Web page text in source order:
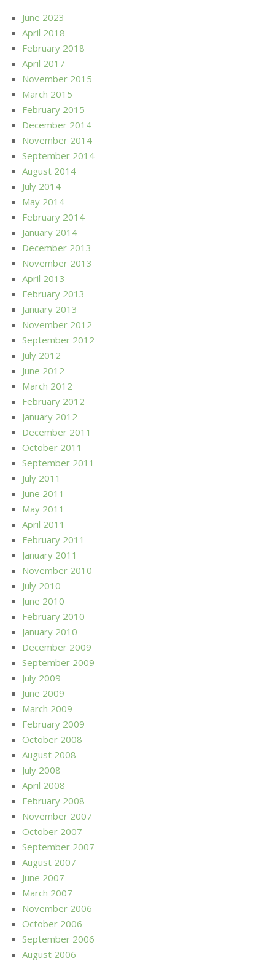
June 2023
April 2018
February 2018
April 2017
November 2015
March 2015
February 2015
December 2014
November 2014
September 2014
August 2014
July 2014
May 2014
February 2014
January 2014
December 2013
November 2013
April 2013
February 2013
January 2013
November 2012
September 2012
July 2012
June 2012
March 2012
February 2012
January 2012
December 2011
October 2011
September 2011
July 2011
June 2011
May 2011
April 2011
February 2011
January 2011
November 2010
July 2010
June 2010
February 2010
January 2010
December 2009
September 2009
July 2009
June 2009
March 2009
February 2009
October 2008
August 2008
July 2008
April 2008
February 2008
November 2007
October 2007
September 2007
August 2007
June 2007
March 2007
November 2006
October 2006
September 2006
August 2006